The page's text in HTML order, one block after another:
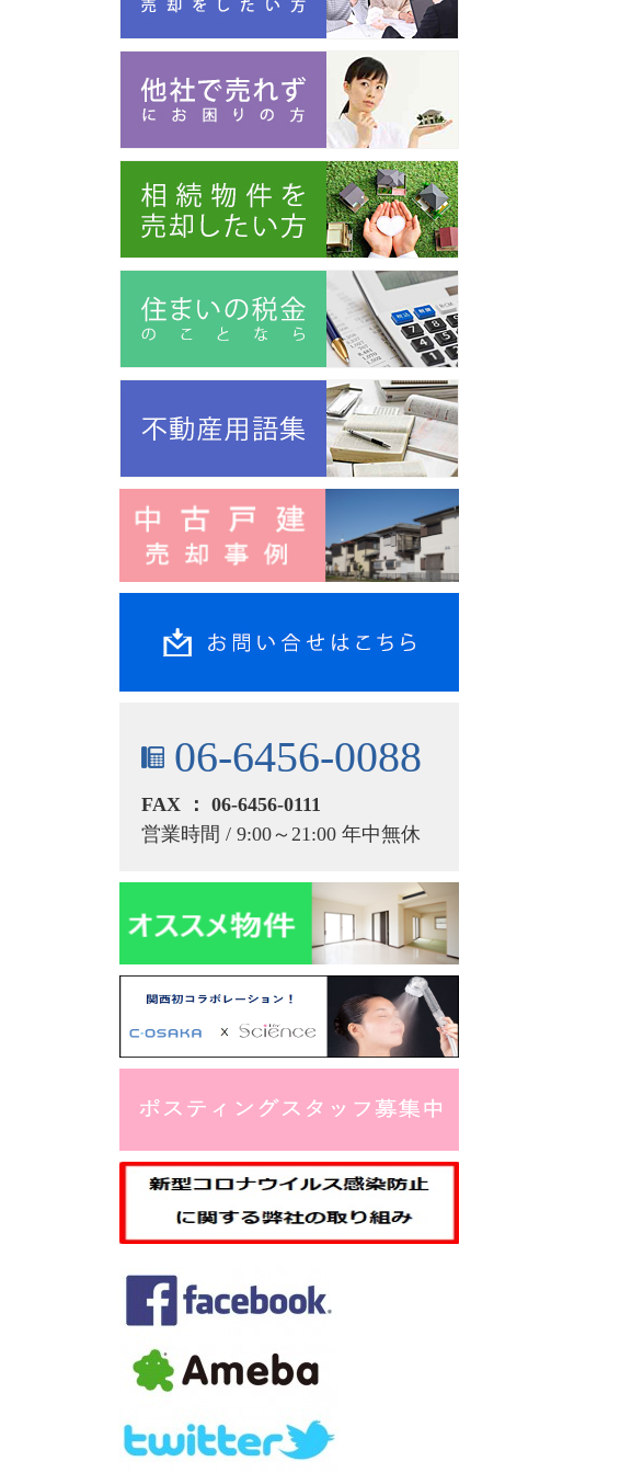
06-6456-0088
FAX ： 06-6456-0111
営業時間 / 9:00～21:00 年中無休